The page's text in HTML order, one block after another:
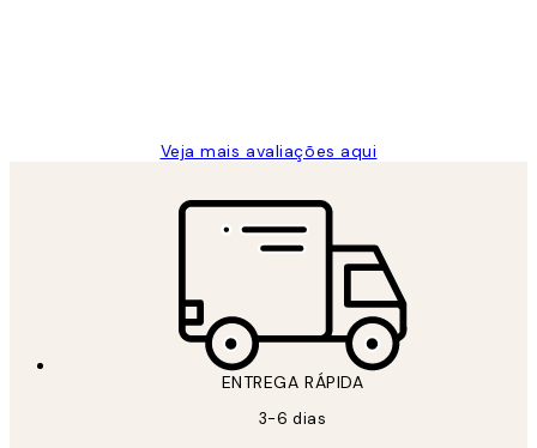
Veja mais avaliações aqui
ENTREGA RÁPIDA
3-6 dias